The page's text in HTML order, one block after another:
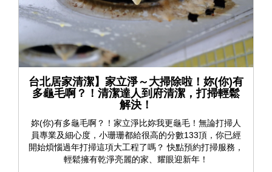
台北居家清潔】家立淨～大掃除啦！妳(你)有
多龜毛啊？！清潔達人到府清潔，打掃輕鬆
解決！
妳(你)有多龜毛啊？！家立淨比妳我更龜毛！無論打掃人
員專業及細心度，小珊珊都給很高的分數133頂，你已經
開始煩惱過年打掃這項大工程了嗎？ 快點預約打掃服務，
輕鬆擁有乾淨亮麗的家、耀眼迎新年！